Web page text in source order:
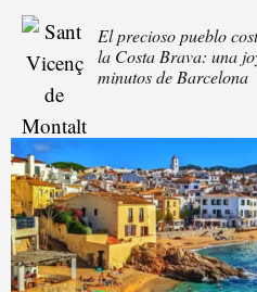
El precioso pueblo
la Costa Brava: una
minutos de Barcelona